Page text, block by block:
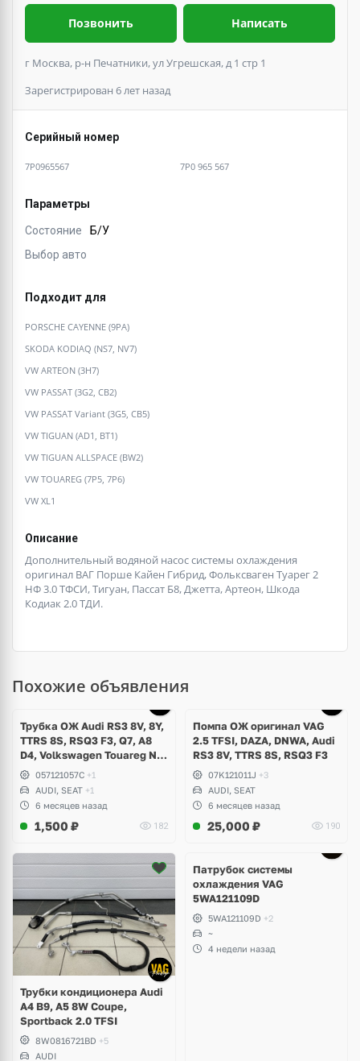
Позвонить Написать
г Москва, р-н Печатники, ул Угрешская, д 1 стр 1
Зарегистрирован 6 лет назад
Серийный номер
7P0965567 7P0 965 567
Параметры
Состояние
Б/У
Выбор авто
Подходит для
PORSCHE CAYENNE (9PA)
SKODA KODIAQ (NS7, NV7)
VW ARTEON (3H7)
VW PASSAT (3G2, CB2)
VW PASSAT Variant (3G5, CB5)
VW TIGUAN (AD1, BT1)
VW TIGUAN ALLSPACE (BW2)
VW TOUAREG (7P5, 7P6)
VW XL1
Описание
Дополнительный водяной насос системы охлаждения
оригинал ВАГ Порше Кайен Гибрид, Фольксваген Туарег 2
НФ 3.0 ТФСИ, Тигуан, Пассат Б8, Джетта, Артеон, Шкода
Кодиак 2.0 ТДИ.
Похожие объявления
Трубка ОЖ Audi RS3 8V, 8Y,
TTRS 8S, RSQ3 F3, Q7, A8
D4, Volkswagen Touareg NF,
Seat Formentor Cupra 2.5
TFSI DAZA, DNWA, CZGB
057121057C +1
AUDI, SEAT +1
6 месяцев назад
1,500 ₽ 182
Помпа ОЖ оригинал VAG
2.5 TFSI, DAZA, DNWA, Audi
RS3 8V, TTRS 8S, RSQ3 F3
07K121011J +3
AUDI, SEAT
6 месяцев назад
25,000 ₽ 190
Трубки кондиционера Audi
A4 B9, A5 8W Coupe,
Sportback 2.0 TFSI
8W0816721BD +5
AUDI
Патрубок системы
охлаждения VAG
5WA121109D
5WA121109D +2
~
4 недели назад